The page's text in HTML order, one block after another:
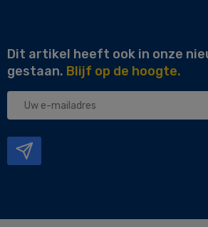
Dit artikel heeft ook in onze
gestaan. Blijf op de hoogte.
Uw